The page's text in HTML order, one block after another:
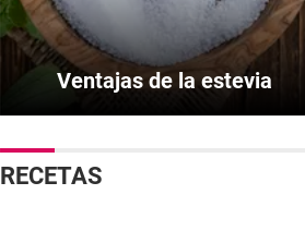
Ventajas de la estevia
RECETAS